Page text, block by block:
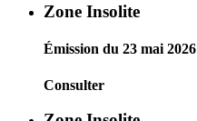
Zone Insolite
Émission du 23 mai 2026
Consulter